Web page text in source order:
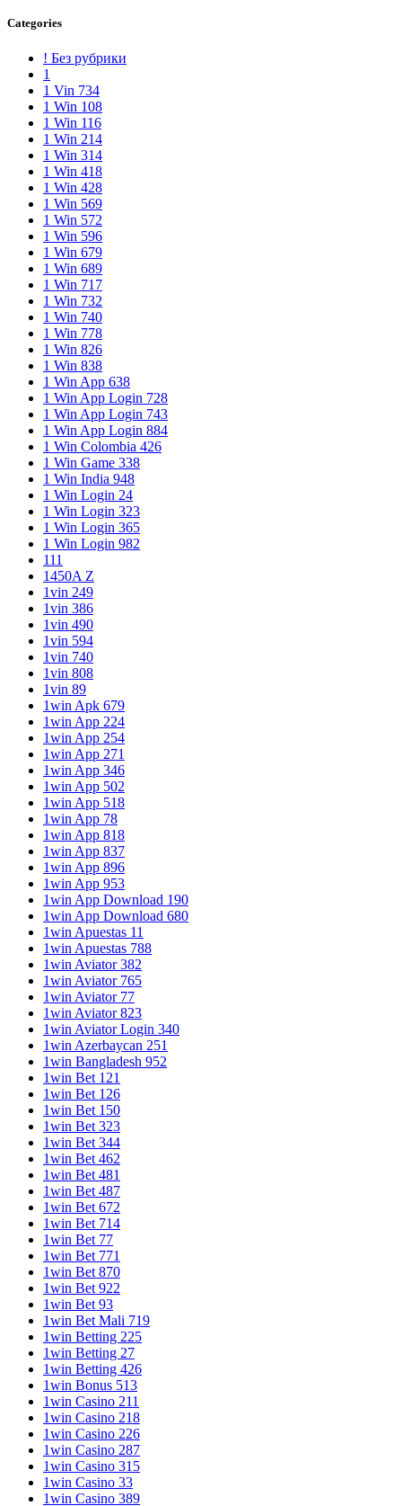
Categories
! Без рубрики
1
1 Vin 734
1 Win 108
1 Win 116
1 Win 214
1 Win 314
1 Win 418
1 Win 428
1 Win 569
1 Win 572
1 Win 596
1 Win 679
1 Win 689
1 Win 717
1 Win 732
1 Win 740
1 Win 778
1 Win 826
1 Win 838
1 Win App 638
1 Win App Login 728
1 Win App Login 743
1 Win App Login 884
1 Win Colombia 426
1 Win Game 338
1 Win India 948
1 Win Login 24
1 Win Login 323
1 Win Login 365
1 Win Login 982
111
1450A Z
1vin 249
1vin 386
1vin 490
1vin 594
1vin 740
1vin 808
1vin 89
1win Apk 679
1win App 224
1win App 254
1win App 271
1win App 346
1win App 502
1win App 518
1win App 78
1win App 818
1win App 837
1win App 896
1win App 953
1win App Download 190
1win App Download 680
1win Apuestas 11
1win Apuestas 788
1win Aviator 382
1win Aviator 765
1win Aviator 77
1win Aviator 823
1win Aviator Login 340
1win Azerbaycan 251
1win Bangladesh 952
1win Bet 121
1win Bet 126
1win Bet 150
1win Bet 323
1win Bet 344
1win Bet 462
1win Bet 481
1win Bet 487
1win Bet 672
1win Bet 714
1win Bet 77
1win Bet 771
1win Bet 870
1win Bet 922
1win Bet 93
1win Bet Mali 719
1win Betting 225
1win Betting 27
1win Betting 426
1win Bonus 513
1win Casino 211
1win Casino 218
1win Casino 226
1win Casino 287
1win Casino 315
1win Casino 33
1win Casino 389